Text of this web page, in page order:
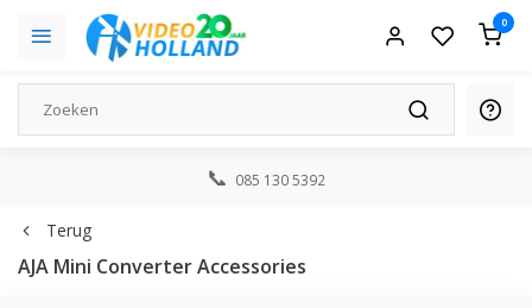
0
085 130 5392
Terug
AJA Mini Converter Accessories